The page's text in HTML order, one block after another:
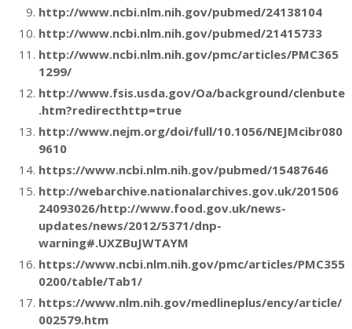
http://www.ncbi.nlm.nih.gov/pubmed/24138104
http://www.ncbi.nlm.nih.gov/pubmed/21415733
http://www.ncbi.nlm.nih.gov/pmc/articles/PMC365
1299/
http://www.fsis.usda.gov/Oa/background/clenbute
.htm?redirecthttp=true
http://www.nejm.org/doi/full/10.1056/NEJMcibr080
9610
https://www.ncbi.nlm.nih.gov/pubmed/15487646
http://webarchive.nationalarchives.gov.uk/201506
24093026/http://www.food.gov.uk/news-
updates/news/2012/5371/dnp-
warning#.UXZBuJWTAYM
https://www.ncbi.nlm.nih.gov/pmc/articles/PMC355
0200/table/Tab1/
https://www.nlm.nih.gov/medlineplus/ency/article/
002579.htm